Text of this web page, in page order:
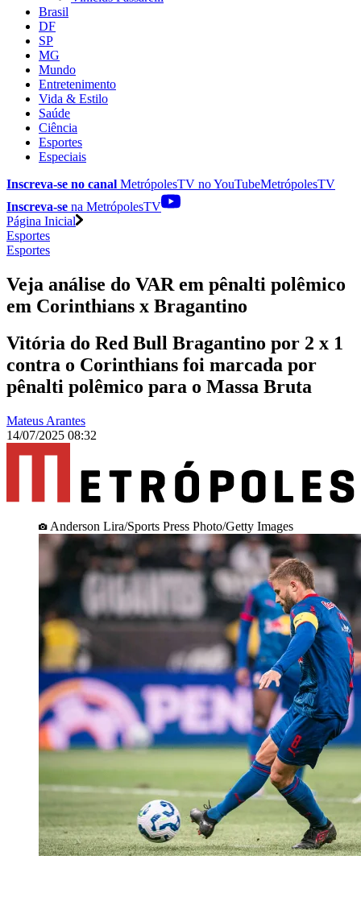
Brasil
DF
SP
MG
Mundo
Entretenimento
Vida & Estilo
Saúde
Ciência
Esportes
Especiais
Inscreva-se no canal MetrópolesTV noYouTubeMetrópolesTV
Inscreva-se na MetrópolesTV
Página Inicial
Esportes
Esportes
Veja análise do VAR em pênalti polêmico
em Corinthians x Bragantino
Vitória do Red Bull Bragantino por 2 x 1
contra o Corinthians foi marcada por
pênalti polêmico para o Massa Bruta
Mateus Arantes
14/07/2025 08:32
Anderson Lira/Sports Press Photo/Getty Images